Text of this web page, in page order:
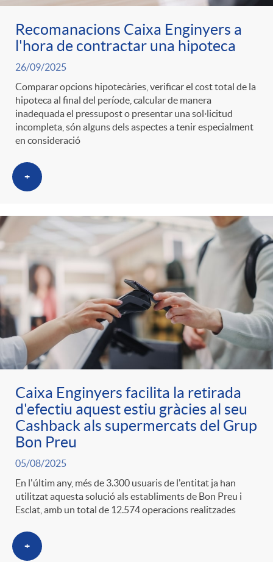
Recomanacions Caixa Enginyers a
l'hora de contractar una hipoteca
26/09/2025
Comparar opcions hipotecàries, verificar el cost total de la
hipoteca al final del període, calcular de manera
inadequada el pressupost o presentar una sol·licitud
incompleta, són alguns dels aspectes a tenir especialment
en consideració
+
Caixa Enginyers facilita la retirada
d'efectiu aquest estiu gràcies al seu
Cashback als supermercats del Grup
Bon Preu
05/08/2025
En l'últim any, més de 3.300 usuaris de l'entitat ja han
utilitzat aquesta solució als establiments de Bon Preu i
Esclat, amb un total de 12.574 operacions realitzades
+